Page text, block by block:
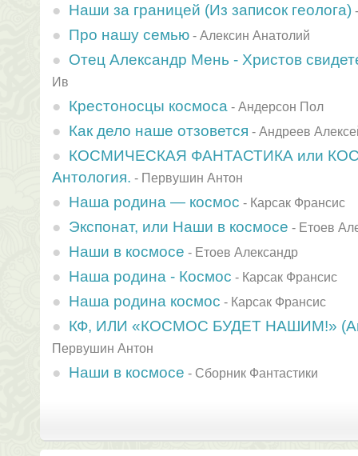
Наши за границей (Из записок геолога)
Про нашу семью - Алексин Анатолий
Отец Александр Мень - Христов
Ив
Крестоносцы космоса - Андерсон Пол
Как дело наше отзовется - Андреев
КОСМИЧЕСКАЯ ФАНТАСТИКА или
Антология. - Первушин Антон
Наша родина — космос - Карсак Франсис
Экспонат, или Наши в космосе - Етоев
Наши в космосе - Етоев Александр
Наша родина - Космос - Карсак Франсис
Наша родина космос - Карсак Франсис
КФ, ИЛИ «КОСМОС БУДЕТ НАШИМ!»
Первушин Антон
Наши в космосе - Сборник Фантастики